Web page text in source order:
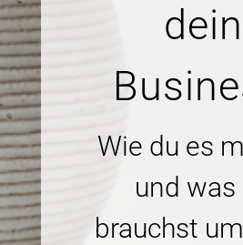
dein
Wie du es
und was
brauchst